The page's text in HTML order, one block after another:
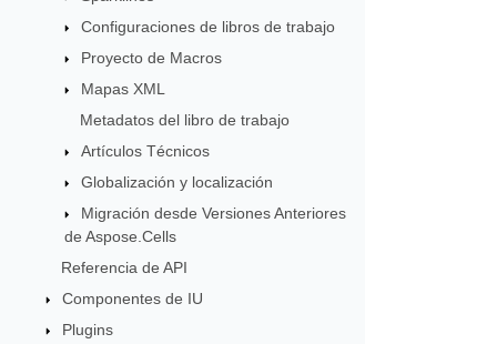
Configuraciones de libros de trabajo
Proyecto de Macros
Mapas XML
Metadatos del libro de trabajo
Artículos Técnicos
Globalización y localización
Migración desde Versiones Anteriores
de Aspose.Cells
Referencia de API
Componentes de IU
Plugins